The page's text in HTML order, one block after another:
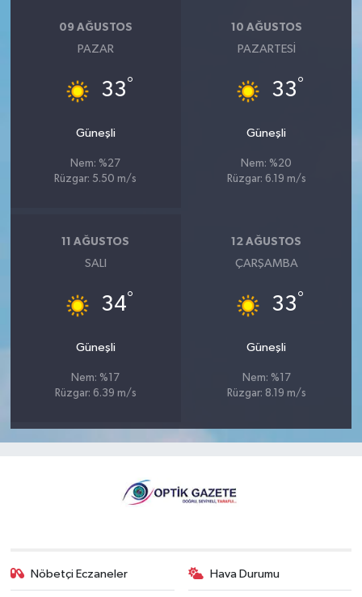
09 AĞUSTOS
PAZAR
33°
Güneşli
Nem: %27
Rüzgar: 5.50 m/s
10 AĞUSTOS
PAZARTESI
33°
Güneşli
Nem: %20
Rüzgar: 6.19 m/s
11 AĞUSTOS
SALI
34°
Güneşli
Nem: %17
Rüzgar: 6.39 m/s
12 AĞUSTOS
ÇARŞAMBA
33°
Güneşli
Nem: %17
Rüzgar: 8.19 m/s
Nöbetçi Eczaneler Hava Durumu